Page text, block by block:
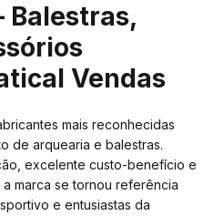
Balestras,
Vendas
mais reconhecidas
de arquearia e balestras.
excelente custo-benefício e
marca se tornou referência
e entusiastas da